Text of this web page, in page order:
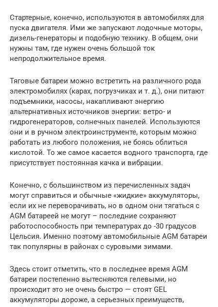
Стартерные, конечно, используются в автомобилях для
пуска двигателя. Ими же запускают лодочные моторы,
дизель-генераторы и подобную технику. В общем, они
нужны там, где нужен очень большой ток
непродолжительное время.
Тяговые батареи можно встретить на различного рода
электромобилях (карах, погрузчиках и т. д.), они питают
подъемники, насосы, накапливают энергию
альтернативных источников энергии: ветро- и
гидрогенераторов, солнечных панелей. Используются
они и в ручном электроинструменте, которым можно
работать из любого положения, не боясь облиться
кислотой. То же самое касается водного транспорта, где
присутствует постоянная качка и вибрации.
Конечно, с большинством из перечисленных задач
могут справиться и обычные «жидкие» аккумуляторы,
если их не переворачивать, но в одном они тягаться с
AGM батареей не могут – последние сохраняют
работоспособность при температурах до -30 градусов
Цельсия. Именно поэтому автомобильные AGM батареи
так популярны в районах с суровыми зимами.
Здесь стоит отметить, что в последнее время AGM
батареи постепенно вытесняются гелевыми, но
происходит это не очень быстро — стоят GEL
аккумуляторы дороже, а серьезных преимуществ,